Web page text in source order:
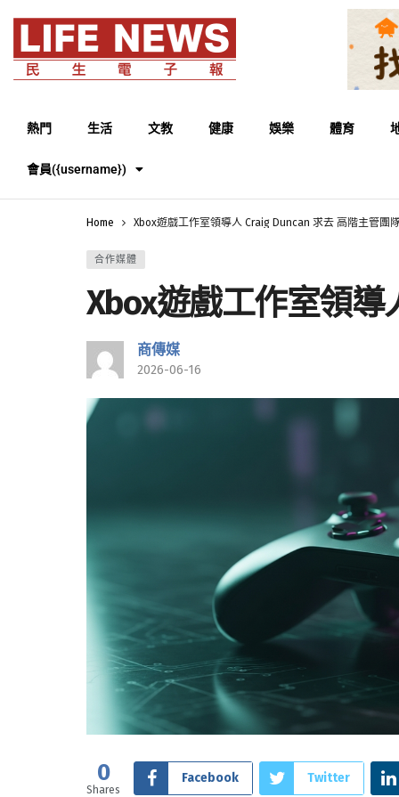
熱門 生活 文教 健康 娛樂 體育
會員({username})
Home Xbox遊戲工作室領導人 Craig Duncan 求去 高階主管團
合作媒體
Xbox遊戲工作室領導
商傳媒
2026-06-16
0
Shares
Facebook Twitter